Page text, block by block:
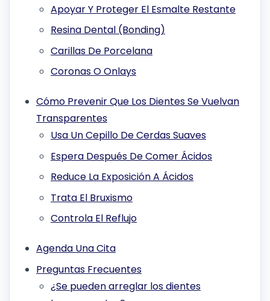
Apoyar Y Proteger El Esmalte Restante
Resina Dental (Bonding)
Carillas De Porcelana
Coronas O Onlays
Cómo Prevenir Que Los Dientes Se Vuelvan
Transparentes
Usa Un Cepillo De Cerdas Suaves
Espera Después De Comer Ácidos
Reduce La Exposición A Ácidos
Trata El Bruxismo
Controla El Reflujo
Agenda Una Cita
Preguntas Frecuentes
¿Se pueden arreglar los dientes